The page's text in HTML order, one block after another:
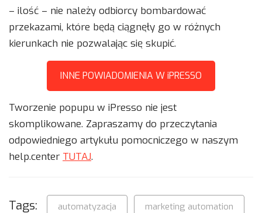
– ilość – nie należy odbiorcy bombardować
przekazami, które będą ciągnęły go w różnych
kierunkach nie pozwalając się skupić.
INNE POWIADOMIENIA W iPRESSO
Tworzenie popupu w iPresso nie jest
skomplikowane. Zapraszamy do przeczytania
odpowiedniego artykułu pomocniczego w naszym
help.center TUTAJ.
Tags: automatyzacja marketing automation